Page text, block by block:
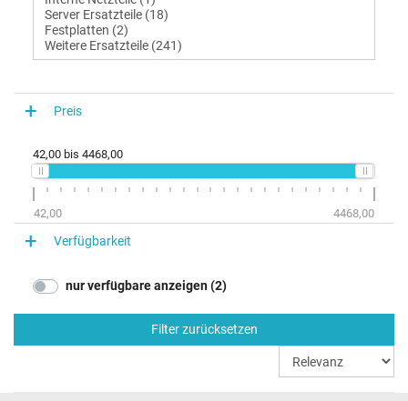
Preis
42,00 bis 4468,00
42,00 4468,00
Verfügbarkeit
nur verfügbare anzeigen (2)
Filter zurücksetzen